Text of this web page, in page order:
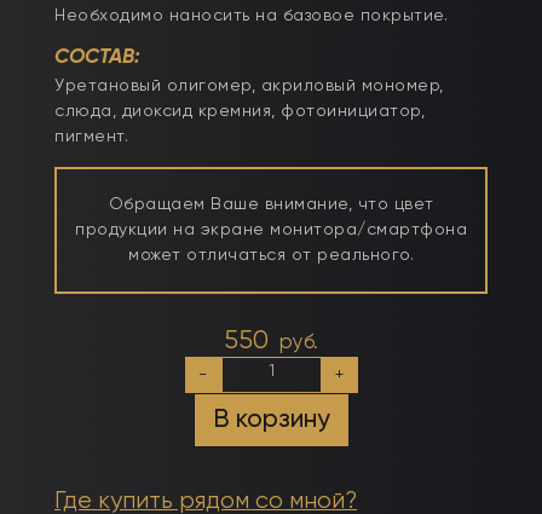
Необходимо наносить на базовое покрытие.
СОСТАВ:
Уретановый олигомер, акриловый мономер,
слюда, диоксид кремния, фотоинициатор,
пигмент.
Обращаем Ваше внимание, что цвет
продукции на экране монитора/смартфона
может отличаться от реального.
550 руб.
Количество
моделирующий
самовыравнивающийся
15мл
- +
В корзину
Где купить рядом со мной?